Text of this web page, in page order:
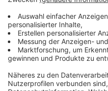
Auf der Autobahn gab es
zwei Stunden lang
langen Staus.
Anzeige